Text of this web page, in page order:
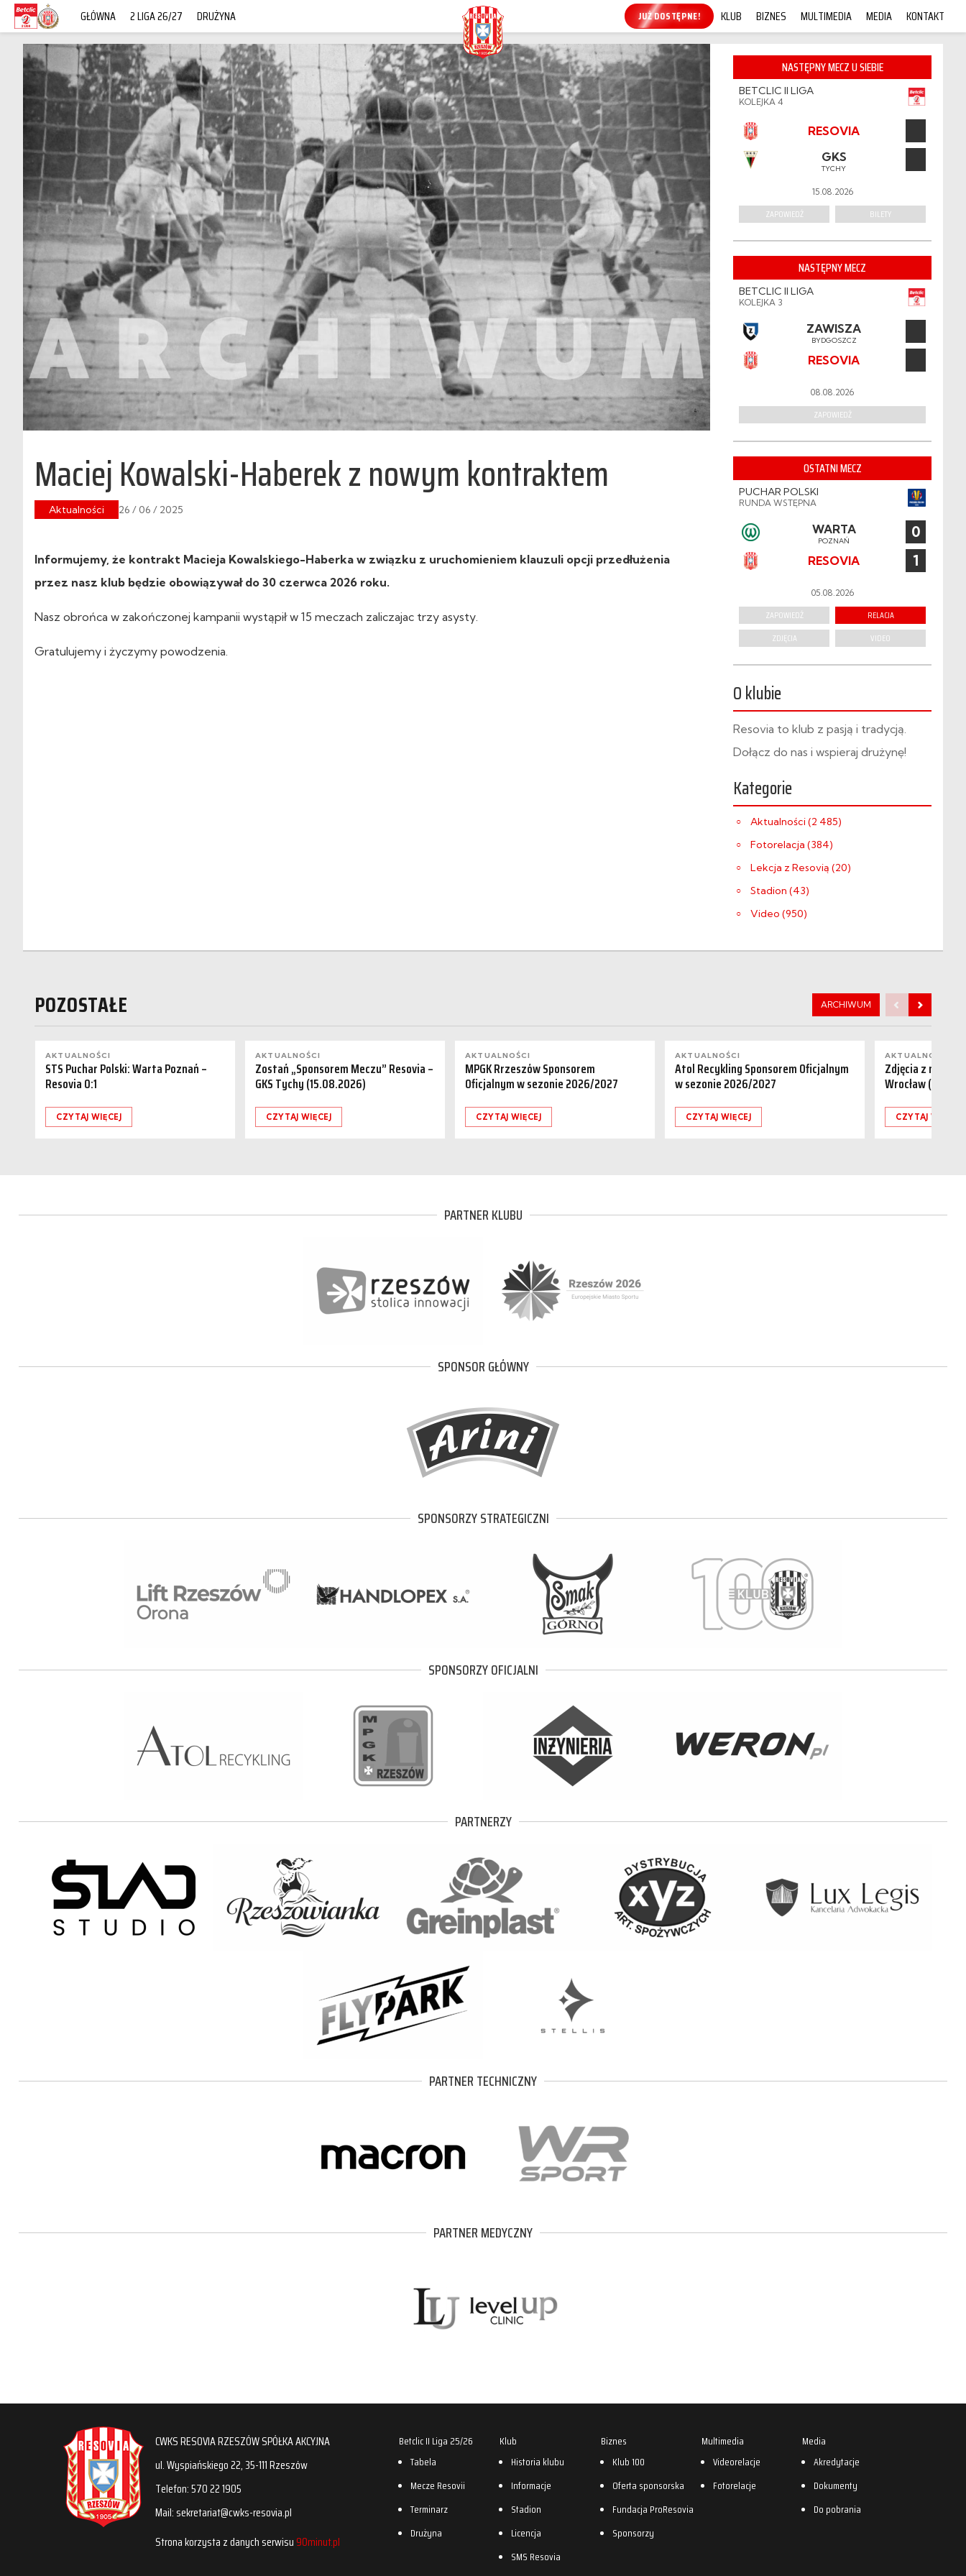
GŁÓWNA 2 LIGA 26/27 DRUŻYNA KUP ONLINE! KLUB BIZNES MULTIMEDIA MEDIA KONTAKT
Maciej Kowalski-Haberek z nowym kontraktem
Aktualności 26 / 06 / 2025
Informujemy, że kontrakt Macieja Kowalskiego-Haberka w związku z uruchomieniem klauzuli opcji przedłużenia
przez nasz klub będzie obowiązywał do 30 czerwca 2026 roku.
Nasz obrońca w zakończonej kampanii wystąpił w 15 meczach zaliczajac trzy asysty.
Gratulujemy i życzymy powodzenia.
NASTĘPNY MECZ U SIEBIE
BETCLIC II LIGA
KOLEJKA 4
RESOVIA
GKS
TYCHY
15.08.2026
ZAPOWIEDŹ BILETY
NASTĘPNY MECZ
BETCLIC II LIGA
KOLEJKA 3
ZAWISZA
BYDGOSZCZ
RESOVIA
08.08.2026
ZAPOWIEDŹ
OSTATNI MECZ
PUCHAR POLSKI
RUNDA WSTĘPNA
WARTA
POZNAŃ 0
RESOVIA 1
05.08.2026
ZAPOWIEDŹ
RELACJA
ZDJĘCIA
VIDEO
O klubie
Resovia to klub z pasją i tradycją.
Dołącz do nas i wspieraj drużynę!
Kategorie
Aktualności (2 485)
Fotorelacja (384)
Lekcja z Resovią (20)
Stadion (43)
Video (950)
POZOSTAŁE ARCHIWUM
AKTUALNOŚCI
STS Puchar Polski: Warta Poznań –
Resovia 0:1
CZYTAJ WIĘCEJ
AKTUALNOŚCI
Zostań „Sponsorem Meczu” Resovia –
GKS Tychy (15.08.2026)
CZYTAJ WIĘCEJ
AKTUALNOŚCI
MPGK Rrzeszów Sponsorem
Oficjalnym w sezonie 2026/2027
CZYTAJ WIĘCEJ
AKTUALNOŚCI
Atol Recykling Sponsorem Oficjalnym
w sezonie 2026/2027
CZYTAJ WIĘCEJ
AKTUALNOŚCI
Zdjęcia z meczu
Wrocław
CZYTAJ WIĘCEJ
PARTNER KLUBU
SPONSOR GŁÓWNY
SPONSORZY STRATEGICZNI
SPONSORZY OFICJALNI
PARTNERZY
PARTNER TECHNICZNY
PARTNER MEDYCZNY
CWKS RESOVIA RZESZÓW SPÓŁKA AKCYJNA
ul. Wyspiańskiego 22, 35-111 Rzeszów
Telefon: 570 22 1905
Mail: sekretariat@cwks-resovia.pl
Strona korzysta z danych serwisu90minut.pl
Betclic II Liga 25/26
Tabela
Mecze Resovii
Terminarz
Drużyna
Klub
Historia klubu
Informacje
Stadion
Licencja
SMS Resovia
Biznes
Klub 100
Oferta sponsorska
Fundacja ProResovia
Sponsorzy
Multimedia
Videorelacje
Fotorelacje
Media
Akredytacje
Dokumenty
Do pobrania